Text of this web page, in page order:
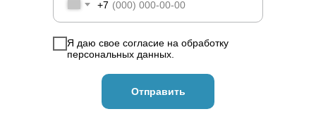
+7
Я даю свое согласие на обработку
персональных данных.
Отправить